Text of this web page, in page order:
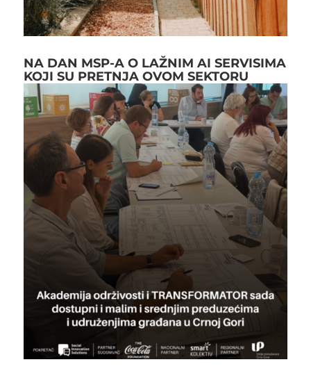
NA DAN MSP-A O LAŽNIM AI SERVISIMA
KOJI SU PRETNJA OVOM SEKTORU